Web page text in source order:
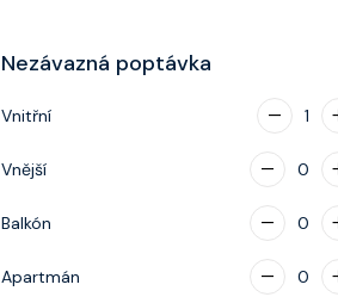
Nezávazná poptávka
Vnitřní 1
Vnější 0
Balkón 0
Apartmán 0